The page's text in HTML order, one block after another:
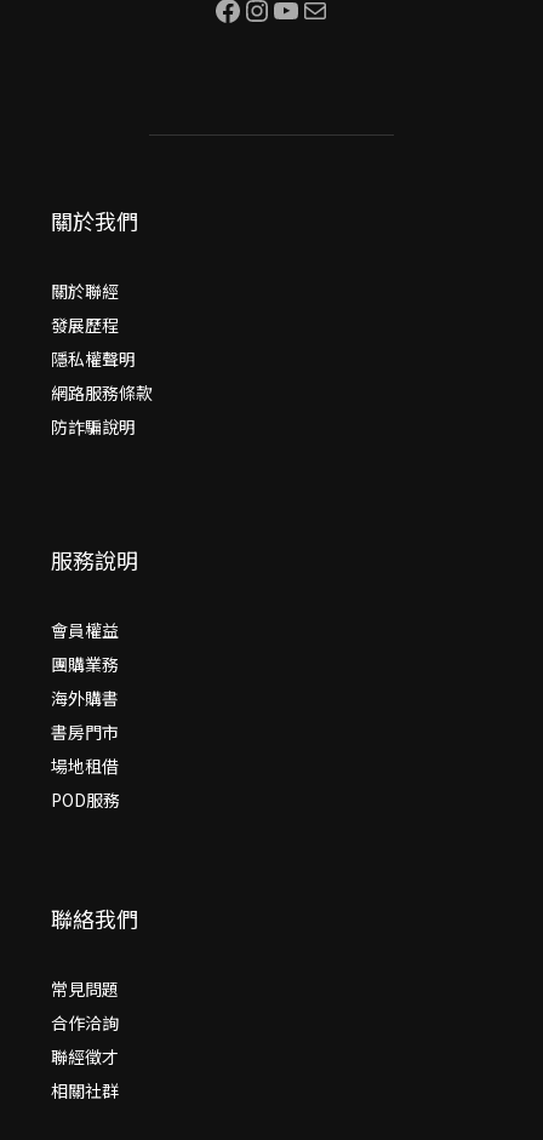
Facebook InstagramYouTube 電子郵件
關於我們
關於聯經
發展歷程
隱私權聲明
網路服務條款
防詐騙說明
服務說明
會員權益
團購業務
海外購書
書房門市
場地租借
POD服務
聯絡我們
常見問題
合作洽詢
聯經徵才
相關社群